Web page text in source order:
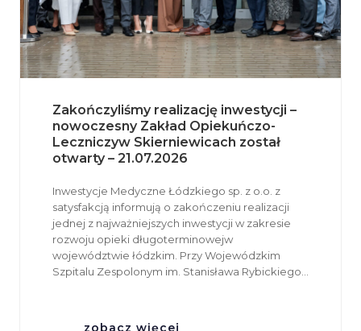
Zakończyliśmy realizację inwestycji –
nowoczesny Zakład Opiekuńczo-
Leczniczyw Skierniewicach został
otwarty – 21.07.2026
Inwestycje Medyczne Łódzkiego sp. z o.o. z
satysfakcją informują o zakończeniu realizacji
jednej z najważniejszych inwestycji w zakresie
rozwoju opieki długoterminowejw
województwie łódzkim. Przy Wojewódzkim
Szpitalu Zespolonym im. Stanisława Rybickiego…
zobacz więcej